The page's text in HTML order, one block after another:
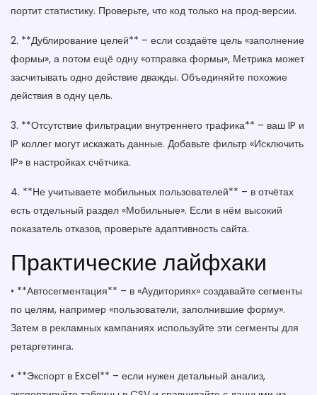
портит статистику. Проверьте, что код только на прод‑версии.
2. **Дублирование целей** – если создаёте цель «заполнение
формы», а потом ещё одну «отправка формы», Метрика может
засчитывать одно действие дважды. Объединяйте похожие
действия в одну цель.
3. **Отсутствие фильтрации внутреннего трафика** – ваш IP и
IP коллег могут искажать данные. Добавьте фильтр «Исключить
IP» в настройках счётчика.
4. **Не учитываете мобильных пользователей** – в отчётах
есть отдельный раздел «Мобильные». Если в нём высокий
показатель отказов, проверьте адаптивность сайта.
Практические лайфхаки
• **Автосегментация** – в «Аудиториях» создавайте сегменты
по целям, например «пользователи, заполнившие форму».
Затем в рекламных кампаниях используйте эти сегменты для
ретаргетинга.
• **Экспорт в Excel** – если нужен детальный анализ,